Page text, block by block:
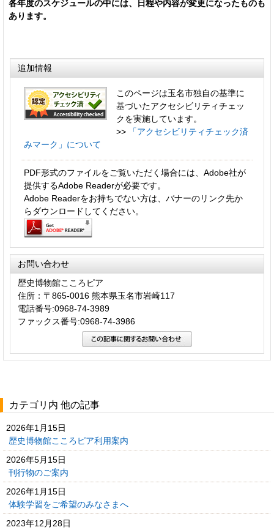
各年度のスケジュールの中には、日程や内容が変更になったものも
あります。
追加情報
このページは玉名市独自の基準に
基づいたアクセシビリティチェッ
クを実施しています。
>>
「アクセシビリティチェック済
みマーク」について
PDF形式のファイルをご覧いただく場合には、Adobe社が
提供するAdobe Readerが必要です。
Adobe Readerをお持ちでない方は、バナーのリンク先か
らダウンロードしてください。
お問い合わせ
歴史博物館こころピア
住所：〒865-0016 熊本県玉名市岩崎117
電話番号:0968-74-3989
ファックス番号:0968-74-3986
カテゴリ内 他の記事
2026年1月15日
歴史博物館こころピア利用案内
2026年5月15日
刊行物のご案内
2026年1月15日
体験学習をご希望のみなさまへ
2023年12月28日